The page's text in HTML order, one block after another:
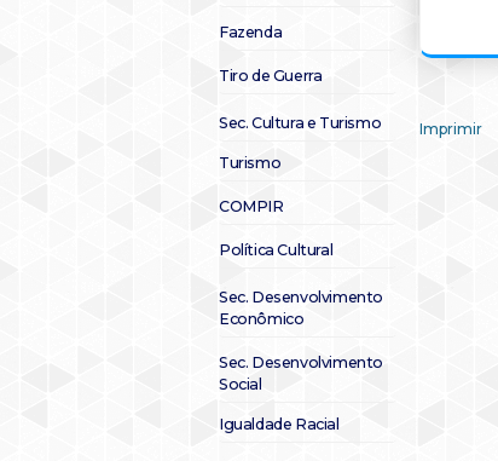
Fazenda
Tiro de Guerra
Sec. Cultura e Turismo
Turismo
COMPIR
Política Cultural
Sec. Desenvolvimento
Econômico
Sec. Desenvolvimento
Social
Igualdade Racial
Imprimir